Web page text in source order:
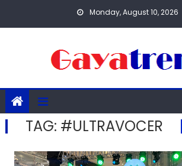
Monday, August 10, 2026
TAG: #ULTRAVOCER